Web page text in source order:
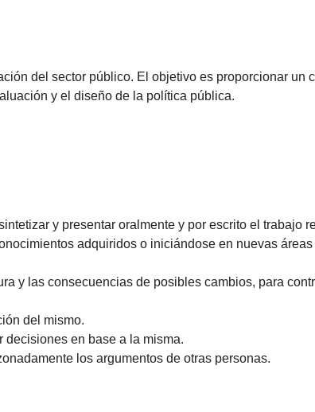
del sector público. El objetivo es proporcionar un
y el diseño de la política pública.
y presentar oralmente y por escrito el trabajo
adquiridos o iniciándose en nuevas
y las consecuencias de posibles cambios, para
del mismo.
decisiones en base a la misma.
los argumentos de otras personas.